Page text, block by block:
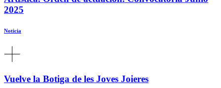
2025
Noticia
Vuelve la Botiga de les Joves Joieres